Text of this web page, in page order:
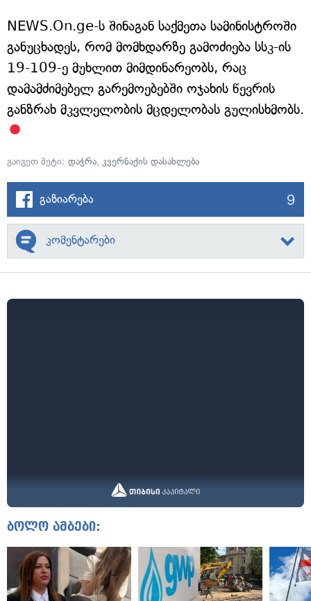
NEWS.On.ge-ს შინაგან საქმეთა სამინისტროში
განუცხადეს, რომ მომხდარზე გამოძიება სსკ-ის
19-109-ე მუხლით მიმდინარეობს, რაც
დამამძიმებელ გარემოებებში ოჯახის წევრის
განზრახ მკვლელობის მცდელობას გულისხმობს.
გაიგეთ მეტი: დაჭრა, კვერნაქის დასახლება
გაზიარება 9
კომენტარები
ბოლო ამბები: